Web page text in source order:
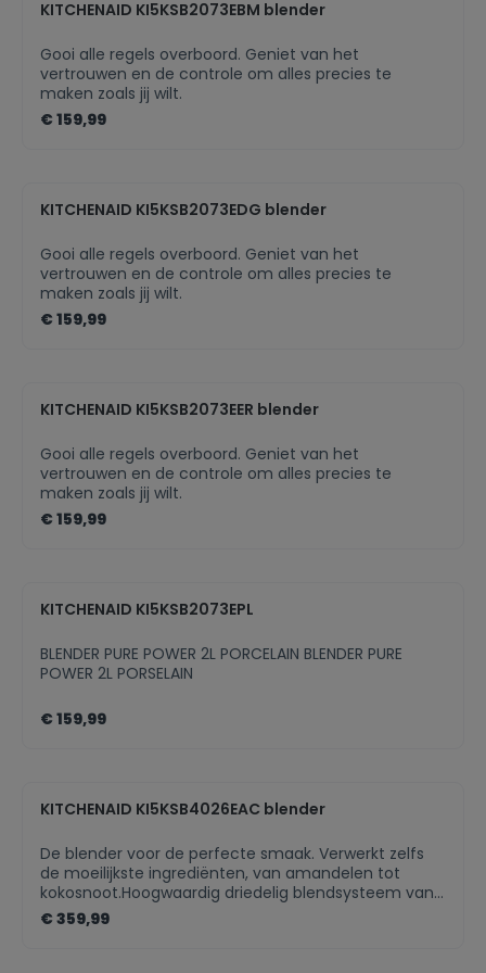
bladige ProSpeed messen in inox: snelleresultaten
roestvrijstalenmesbladen.- Duurzame Tritan
blenderkan met ProSpeed Flow Boosters, mengtzelfs
rauwe ingrediënten in hete soepenComfort /
Reiniging- De handige stamper helpt bij de
verwerking van ingrediënten zoalsbevroren en
Kwalitatieve ABS kunststof behuizing.- Tritan XL-
Inox koppeling voor lange duurzaamheid- Kunststof
dat in contact komt met voedsel is BPA
vrij.Meegeleverde toebehoren- Blend rechtstreeks in
de ToGofles. Geen adapter nodig.- Stamper voor
een eenvoudige verwerking van alle ingrediënten.
KITCHENAID KI5KSB2073EBM blender
Gooi alle regels overboord. Geniet van het
vertrouwen en de controle om alles precies te
maken zoals jij wilt.
€ 159,99
KITCHENAID KI5KSB2073EDG blender
Gooi alle regels overboord. Geniet van het
vertrouwen en de controle om alles precies te
maken zoals jij wilt.
€ 159,99
KITCHENAID KI5KSB2073EER blender
Gooi alle regels overboord. Geniet van het
vertrouwen en de controle om alles precies te
maken zoals jij wilt.
€ 159,99
KITCHENAID KI5KSB2073EPL
BLENDER PURE POWER 2L PORCELAIN BLENDER PURE
POWER 2L PORSELAIN
€ 159,99
KITCHENAID KI5KSB4026EAC blender
De blender voor de perfecte smaak. Verwerkt zelfs
de moeilijkste ingrediënten, van amandelen tot
kokosnoot.Hoogwaardig driedelig blendsysteem van
KitchenAidDraaiknop met vijf regelbare snelheden,
drie vooraf ingestelde programma's cycli en
€ 359,99